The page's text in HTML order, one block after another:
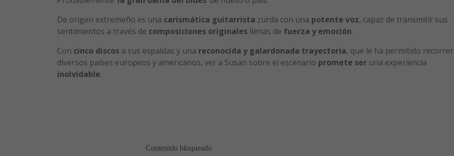
De origen extremeño es una carismática guitarrista zurda con una potente voz, capaz de transmitir sus
sentimientos a través de composiciones originales llenas de fuerza y emoción.
Con cinco discos a sus espaldas y una reconocida y galardonada trayectoria, que le ha permitido recorrer
diversos países europeos y americanos, ver a Susan sobre el escenario promete ser una experiencia
inolvidable.